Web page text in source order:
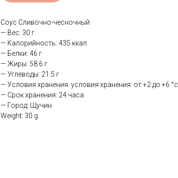
Соус Сливочно-чесночный
— Вес: 30 г
— Калорийность: 435 ккал
— Белки: 46 г
— Жиры: 58.6 г
— Углеводы: 21.5 г
— Условия хранения: условия хранения: от +2 до +6 °с
— Срок хранения: 24 часа
— Город: Щучин
Weight: 30 g